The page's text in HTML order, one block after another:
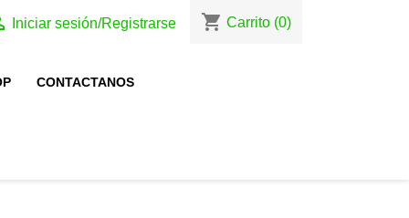
Iniciar sesión/Registrarse shopping_cart Carrito (0)
CONTACTANOS